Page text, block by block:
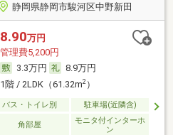
静岡県静岡市駿河区中野新田
8.90万円
管理費5,200円
3.3万円
8.9万円
1階 / 2LDK（61.32m2）
バス・トイレ別 駐車場(近隣含)
角部屋
モニタ付インターホ
ン